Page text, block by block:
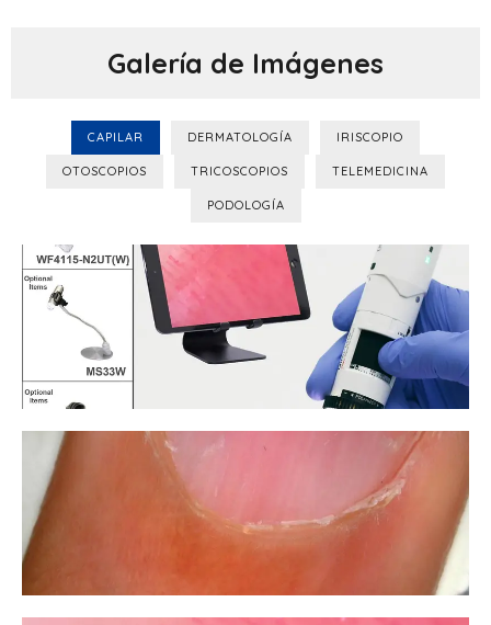
Galería de Imágenes
CAPILAR DERMATOLOGÍA IRISCOPIO
OTOSCOPIOS TRICOSCOPIOS TELEMEDICINA
PODOLOGÍA